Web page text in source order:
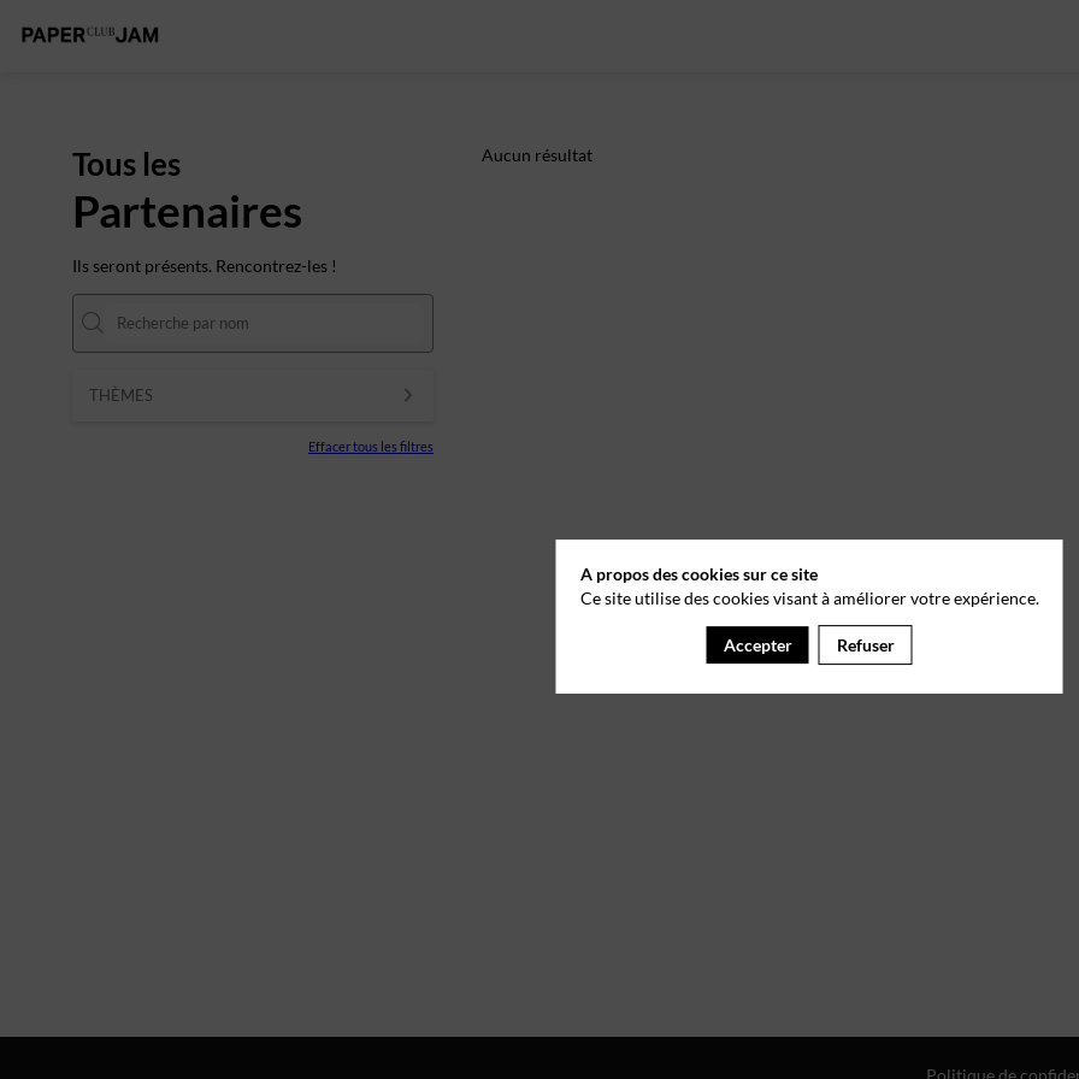
Tous les
Partenaires
Ils seront présents. Rencontrez-les !
THÈMES
Effacer tous les filtres
Aucun résultat
A propos des cookies sur ce site
Ce site utilise des cookies visant à améliorer votre expérience.
Accepter Refuser